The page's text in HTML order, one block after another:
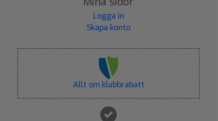
Logga in
Skapa konto
Allt om klubbrabatt